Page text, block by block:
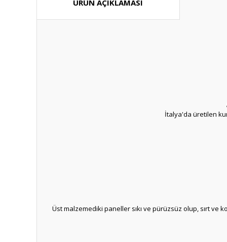
ÜRÜN AÇIKLAMASI
İtalya'da üretilen
Üst malzemediki paneller sıkı ve pürüzsüz olup, sırt ve